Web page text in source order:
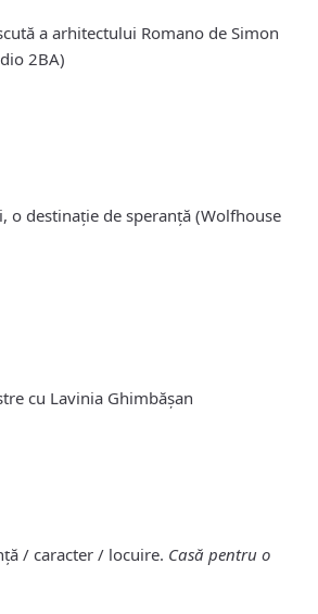
a arhitectului Romano de Simon
2BA)
o destinație de speranță (Wolfhouse
cu Lavinia Ghimbășan
/ caracter / locuire. Casă pentru o